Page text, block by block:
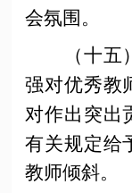
会氛围。
（十
强对优秀教
对作出突出
有关规定给
教师倾斜。